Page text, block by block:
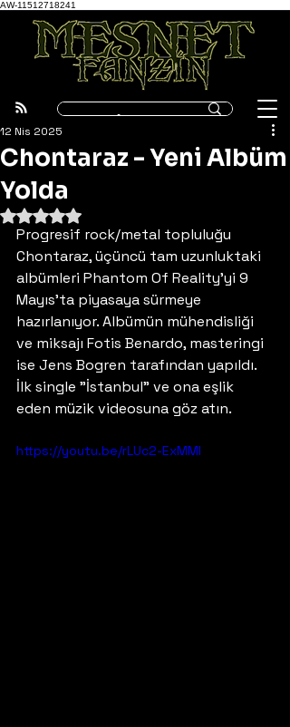
AW-11512718241
Chontaraz - Yeni Albüm
Yolda
12 Nis 2025
5 üzerinden NaN yıldız
Progresif rock/metal topluluğu
Chontaraz, üçüncü tam uzunluktaki
albümleri Phantom Of Reality'yi 9
Mayıs'ta piyasaya sürmeye
hazırlanıyor. Albümün mühendisliği
ve miksajı Fotis Benardo, masteringi
ise Jens Bogren tarafından yapıldı.
İlk single "İstanbul" ve ona eşlik
eden müzik videosuna göz atın.
https://youtu.be/rLUc2-ExMMI